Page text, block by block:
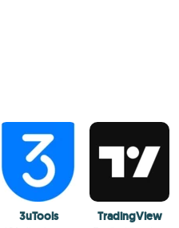
3uTools TradingView